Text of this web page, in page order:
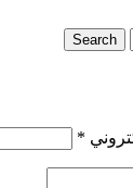
Search
*